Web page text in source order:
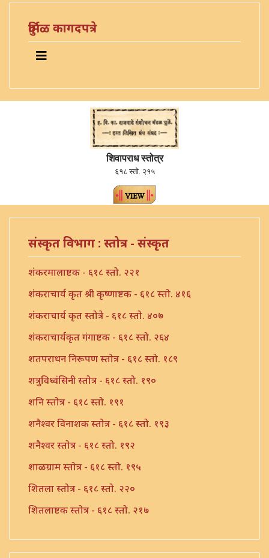
दुर्मिळ कागदपत्रे
शिवापराध स्तोत्र
६१८ स्तो. २१५
संस्कृत विभाग : स्तोत्र - संस्कृत
शंकरमालाष्टक - ६१८ स्तो. २२१
शंकराचार्य कृत श्री कृष्णाष्टक - ६१८ स्तो. ४१६
शंकराचार्य कृत स्तोत्रे - ६१८ स्तो. ४०७
शंकराचार्यकृत गंगाष्टक - ६१८ स्तो. २६४
शतपराधन निरूपण स्तोत्र - ६१८ स्तो. १८९
शत्रुविध्वंसिनी स्तोत्र - ६१८ स्तो. १९०
शनि स्तोत्र - ६१८ स्तो. १९१
शनैश्वर विनाशक स्तोत्र - ६१८ स्तो. १९३
शनैश्वर स्तोत्र - ६१८ स्तो. १९२
शाळग्राम स्तोत्र - ६१८ स्तो. १९५
शितला स्तोत्र - ६१८ स्तो. २२०
शितलाष्टक स्तोत्र - ६१८ स्तो. २१७
शिव नामावली - ६१८ स्तो. ३९०